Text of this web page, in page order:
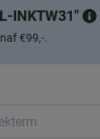
INKTW31
€99,-.